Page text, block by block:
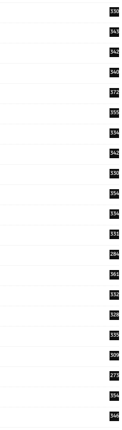
330
343
342
340
372
355
334
342
330
354
334
331
284
361
332
328
335
309
273
354
346